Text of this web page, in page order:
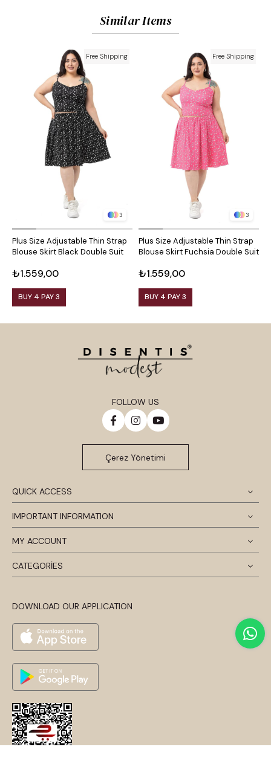
Similar Items
3
Plus Size Adjustable Thin Strap
Blouse Skirt Black Double Suit
₺1.559,00
BUY 4 PAY 3
Free Shipping
3
Plus Size Adjustable Thin Strap
Blouse Skirt Fuchsia Double Suit
₺1.559,00
BUY 4 PAY 3
Free Shipping
QUICK ACCESS
IMPORTANT INFORMATION
MY ACCOUNT
CATEGORİES
DOWNLOAD OUR APPLICATION
FOLLOW US
Çerez Yönetimi